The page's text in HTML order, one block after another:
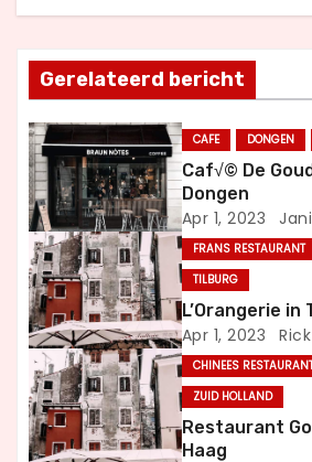
h
t
n
a
v
i
g
a
t
i
Gerelateerd bericht
CAFE DONGEN
Caf√© De
Dongen
Apr 1, 2023
FRANS RESTAURANT
TILBURG
L’Orangerie in
Apr 1, 2023 Rick
CHINEES
ZUID HOLLAND
Restaurant
Haag